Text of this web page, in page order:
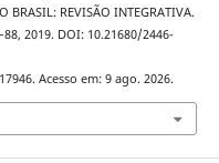
BRASIL: REVISÃO INTEGRATIVA.
2019. DOI: 10.21680/2446-
Acesso em: 9 ago. 2026.